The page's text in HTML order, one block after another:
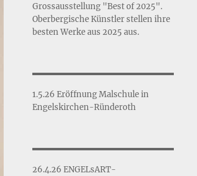
Grossausstellung "Best of 2025".
Oberbergische Künstler stellen ihre
besten Werke aus 2025 aus.
1.5.26 Eröffnung Malschule in
Engelskirchen-Ründeroth
26.4.26 ENGELsART-